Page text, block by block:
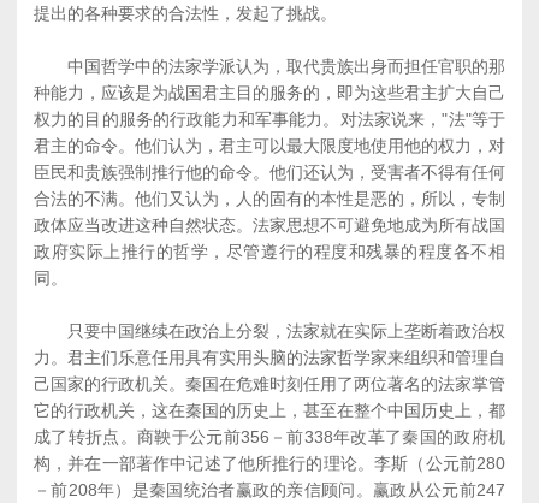
提出的各种要求的合法性，发起了挑战。
中国哲学中的法家学派认为，取代贵族出身而担任官职的那
种能力，应该是为战国君主目的服务的，即为这些君主扩大自己
权力的目的服务的行政能力和军事能力。对法家说来，"法"等于
君主的命令。他们认为，君主可以最大限度地使用他的权力，对
臣民和贵族强制推行他的命令。他们还认为，受害者不得有任何
合法的不满。他们又认为，人的固有的本性是恶的，所以，专制
政体应当改进这种自然状态。法家思想不可避免地成为所有战国
政府实际上推行的哲学，尽管遵行的程度和残暴的程度各不相
同。
只要中国继续在政治上分裂，法家就在实际上垄断着政治权
力。君主们乐意任用具有实用头脑的法家哲学家来组织和管理自
己国家的行政机关。秦国在危难时刻任用了两位著名的法家掌管
它的行政机关，这在秦国的历史上，甚至在整个中国历史上，都
成了转折点。商鞅于公元前356－前338年改革了秦国的政府机
构，并在一部著作中记述了他所推行的理论。李斯（公元前280
－前208年）是秦国统治者赢政的亲信顾问。赢政从公元前247